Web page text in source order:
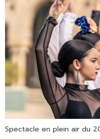
Spectacle en plein air du